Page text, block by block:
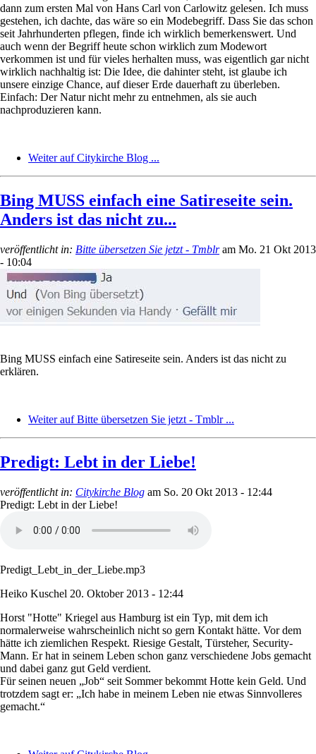
dann zum ersten Mal von Hans Carl von Carlowitz gelesen. Ich muss
gestehen, ich dachte, das wäre so ein Modebegriff. Dass Sie das schon
seit Jahrhunderten pflegen, finde ich wirklich bemerkenswert. Und
auch wenn der Begriff heute schon wirklich zum Modewort
verkommen ist und für vieles herhalten muss, was eigentlich gar nicht
wirklich nachhaltig ist: Die Idee, die dahinter steht, ist glaube ich
unsere einzige Chance, auf dieser Erde dauerhaft zu überleben.
Einfach: Der Natur nicht mehr zu entnehmen, als sie auch
nachproduzieren kann.
Weiter auf Citykirche Blog ...
Bing MUSS einfach eine Satireseite sein.
Anders ist das nicht zu...
veröffentlicht in: Bitte übersetzen Sie jetzt - Tmblram Mo. 21 Okt 2013
- 10:04
Bing MUSS einfach eine Satireseite sein. Anders ist das nicht zu
erklären.
Weiter auf Bitte übersetzen Sie jetzt - Tmblr ...
Predigt: Lebt in der Liebe!
veröffentlicht in: Citykirche Blog am So. 20 Okt 2013 - 12:44
Predigt: Lebt in der Liebe!
Predigt_Lebt_in_der_Liebe.mp3
Heiko Kuschel 20. Oktober 2013 - 12:44
Horst "Hotte" Kriegel aus Hamburg ist ein Typ, mit dem ich
normalerweise wahrscheinlich nicht so gern Kontakt hätte. Vor dem
hätte ich ziemlichen Respekt. Riesige Gestalt, Türsteher, Security-
Mann. Er hat in seinem Leben schon ganz verschiedene Jobs gemacht
und dabei ganz gut Geld verdient.
Für seinen neuen „Job“ seit Sommer bekommt Hotte kein Geld. Und
trotzdem sagt er: „Ich habe in meinem Leben nie etwas Sinnvolleres
gemacht.“